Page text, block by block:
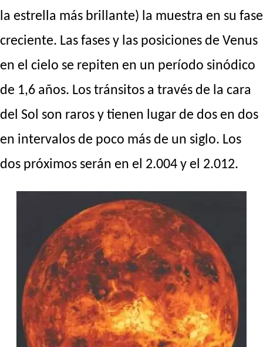
la estrella más brillante) la muestra en su fase
creciente. Las fases y las posiciones de Venus
en el cielo se repiten en un período sinódico
de 1,6 años. Los tránsitos a través de la cara
del Sol son raros y tienen lugar de dos en dos
en intervalos de poco más de un siglo. Los
dos próximos serán en el 2.004 y el 2.012.